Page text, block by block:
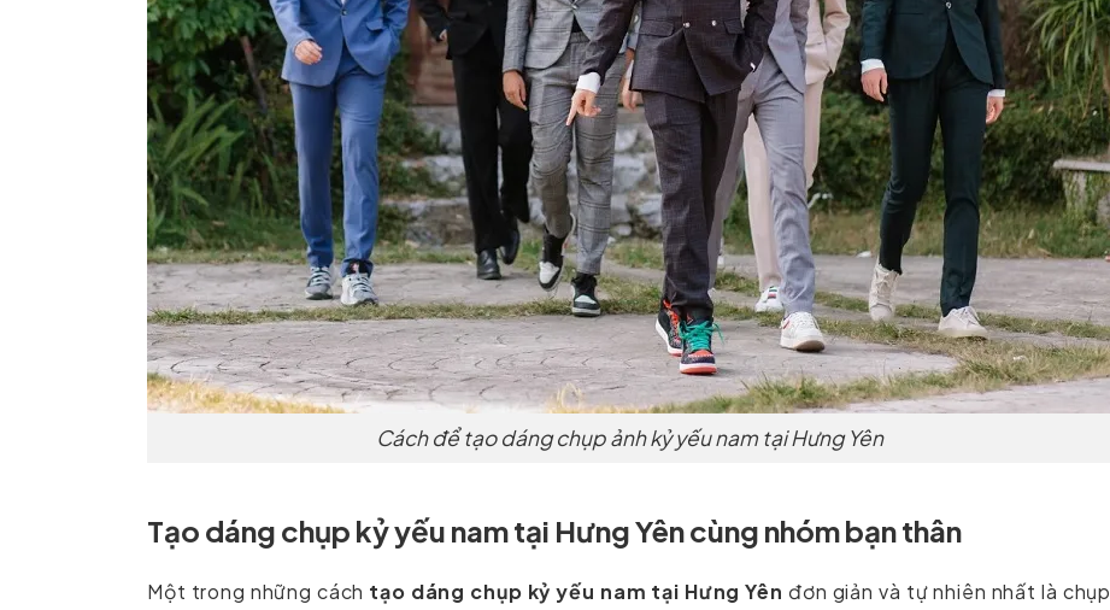
Cách để tạo dáng chụp ảnh kỷ yếu nam tại Hưng Yên
Tạo dáng chụp kỷ yếu nam tại Hưng Yên cùng nhóm bạn thân
Một trong những cách tạo dáng chụp kỷ yếu nam tại Hưng Yên đơn giản và tự nhiên nhất là chụp